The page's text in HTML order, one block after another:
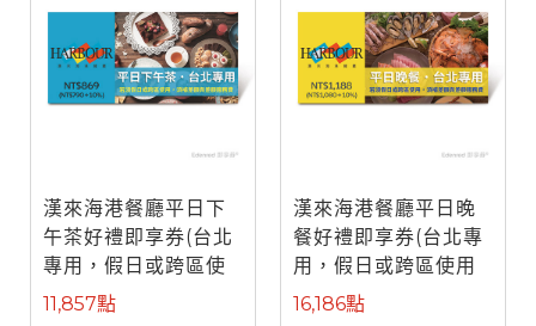
漢來海港餐廳平日下
午茶好禮即享券(台北
專用，假日或跨區使
用需補差額)
11,857點
漢來海港餐廳平日晚
餐好禮即享券(台北專
用，假日或跨區使用
需補差額)
16,186點